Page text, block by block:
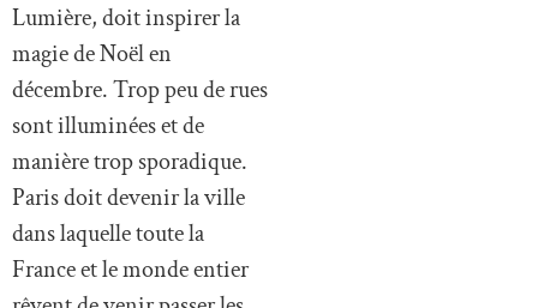
Lumière, doit inspirer la
magie de Noël en
décembre. Trop peu de rues
sont illuminées et de
manière trop sporadique.
Paris doit devenir la ville
dans laquelle toute la
France et le monde entier